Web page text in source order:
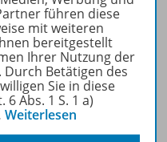
erfahren
führen diese
mit weiteren
bereitgestellt
Ihrer Nutzung der
Betätigen des
Sie in diese
Abs. 1 S. 1 a)
Weiterlesen